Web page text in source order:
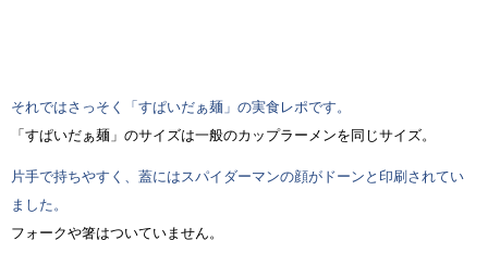
それではさっそく「すぱいだぁ麺」の実食レポです。
「すぱいだぁ麺」のサイズは一般のカップラーメンを同じサイズ。
片手で持ちやすく、蓋にはスパイダーマンの顔がドーンと印刷されてい
ました。
フォークや箸はついていません。